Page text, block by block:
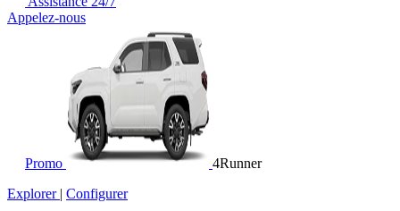
Appelez-nous
Promo
4Runner
Explorer | Configurer